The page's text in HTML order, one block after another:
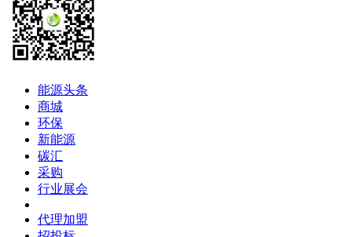
能源头条
商城
环保
新能源
碳汇
采购
行业展会
代理加盟